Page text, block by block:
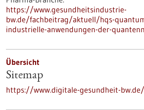
https://www.gesundheitsindustrie-
bw.de/fachbeitrag/aktuell/hqs-
industrielle-anwendungen-der-
Übersicht
Sitemap
https://www.digitale-gesundheit-